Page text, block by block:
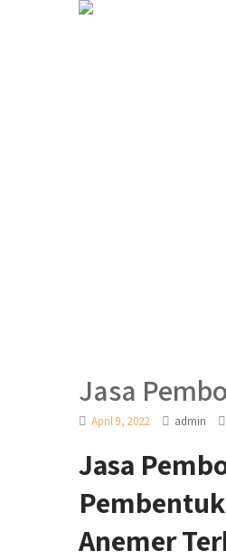
Jasa
April 9, 2022 admin
Jasa
Anemer